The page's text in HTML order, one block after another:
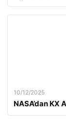
10/12/2025
NASA’dan